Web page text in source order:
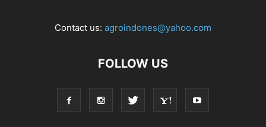
Contact us: agroindones@yahoo.com
FOLLOW US